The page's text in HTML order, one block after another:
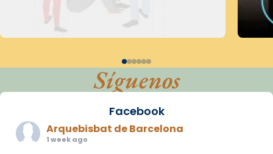
Síguenos
Facebook
Arquebisbat de Barcelona
1 week ago